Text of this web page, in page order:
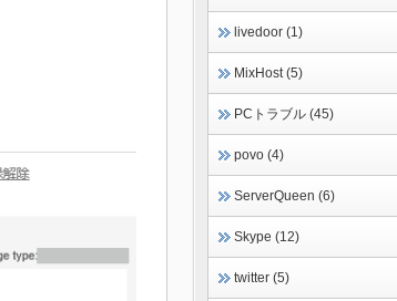
livedoor (1)
MixHost (5)
PCトラブル (45)
povo (4)
ServerQueen (6)
Skype (12)
twitter (5)